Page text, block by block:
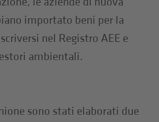
importato beni per la
nel Registro AEE e
ambientali.
sono stati elaborati due